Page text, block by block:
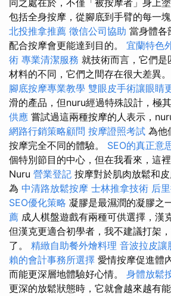
同之處在於，不僅「被按摩者」身上
包括全身按摩，從腳底到手臂的每一塊
北投推拿推薦 徵信公司協助 當身體各
配合按摩會更能達到目的。 宜蘭特色
術 專業清潔服務 就技術而言，它們
材料的不同，它們之間存在很大差異。
腳底按摩專業教學 雙眼皮手術讓眼睛
滑的產品，但nuru經過特殊設計，極
供應 嘗試過這兩種按摩的人表示，
網路行銷策略顧問 按摩證照考試 為他
按摩完全不同的體驗。 SEO的真正意
個特別節目的中心，但在我看來，這
Nuru 營業登記 按摩對於肌肉放鬆和
為 中清路放鬆按摩 士林推拿技術 后
SEO優化策略 凝膠是最濕潤的凝膠之
薦 成人棋盤遊戲有兩種可供選擇，漢
但漢克更適合初學者，我不建議打架
了。 精緻自助餐外燴料理 音波拉皮讓
賴的會計事務所選擇 愛情按摩促進體
而能更深層地體驗好心情。 身體放鬆
更深的放鬆狀態時，它就會越來越有